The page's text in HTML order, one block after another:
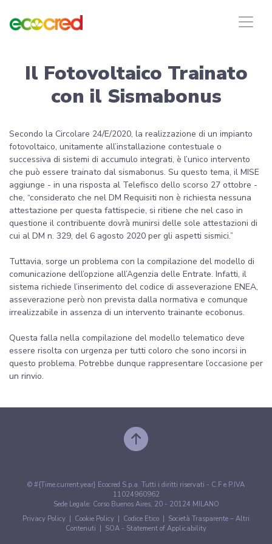
Il Fotovoltaico Trainato
con il Sismabonus
Secondo la Circolare 24/E/2020, la realizzazione di un impianto
fotovoltaico, unitamente all’installazione contestuale o
successiva di sistemi di accumulo integrati, è l’unico intervento
che può essere trainato dal sismabonus. Su questo tema, il MISE
aggiunge - in una risposta al Telefisco dello scorso 27 ottobre -
che, “considerato che nel DM Requisiti non è richiesta nessuna
attestazione per questa fattispecie, si ritiene che nel caso in
questione il contribuente dovrà munirsi delle sole attestazioni di
cui al DM n. 329, del 6 agosto 2020 per gli aspetti sismici.”
Tuttavia, sorge un problema con la compilazione del modello di
comunicazione dell’opzione all’Agenzia delle Entrate. Infatti, il
sistema richiede l’inserimento del codice di asseverazione ENEA,
asseverazione però non prevista dalla normativa e comunque
irrealizzabile in assenza di un intervento trainante ecobonus.
Questa falla nella compilazione del modello telematico deve
essere risolta con urgenza per tutti coloro che sono incorsi in
questo problema. Potrebbe dunque rappresentare l’occasione per
un rinvio.
© #{Time.current.year} Ecocred S.p.a. Tutti i diritti riservati - C.F e P.IVA
11024960962
Sede Legale: Corso Buenos Aires, 20 - 20124 MILANO
Privacy Policy
Cookie Policy Codice Etico
Società Trasparente – Altri
Contenuti
SOA - Statement of Applicability